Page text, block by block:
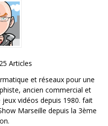
Articles
et réseaux pour une
ancien commercial et
vidéos depuis 1980. fait
Marseille depuis la 3ème